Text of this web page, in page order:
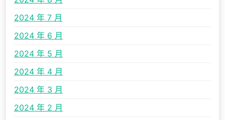
2024 年 7 月
2024 年 6 月
2024 年 5 月
2024 年 4 月
2024 年 3 月
2024 年 2 月